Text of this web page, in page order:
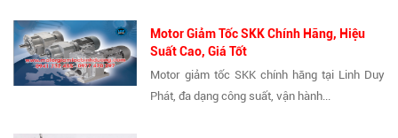
Motor Giảm Tốc SKK Chính Hãng, Hiệu
Suất Cao, Giá Tốt
Motor giảm tốc SKK chính hãng tại Linh Duy
Phát, đa dạng công suất, vận hành...